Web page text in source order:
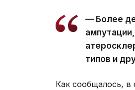
— Более
типов и
Как сообщалось, в